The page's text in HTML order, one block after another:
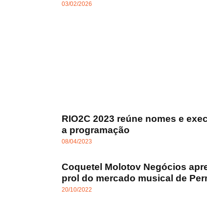
03/02/2026
RIO2C 2023 reúne nomes e
a programação
08/04/2023
Coquetel Molotov Negócios
prol do mercado musical de
20/10/2022